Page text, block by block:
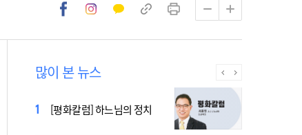
많이 본 뉴스
[평화칼럼] 하느님의 정치
2027 서울 WYD 공식 주제가
오늘 공개…한국인 곡 선정